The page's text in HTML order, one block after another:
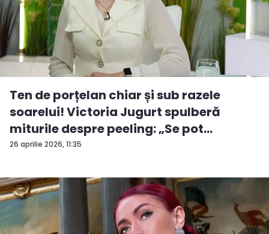
26 aprilie 2026, 11:35
Ten de porțelan chiar și sub razele
soarelui! Victoria Jugurt spulberă
miturile despre peeling: „Se pot
efectua...